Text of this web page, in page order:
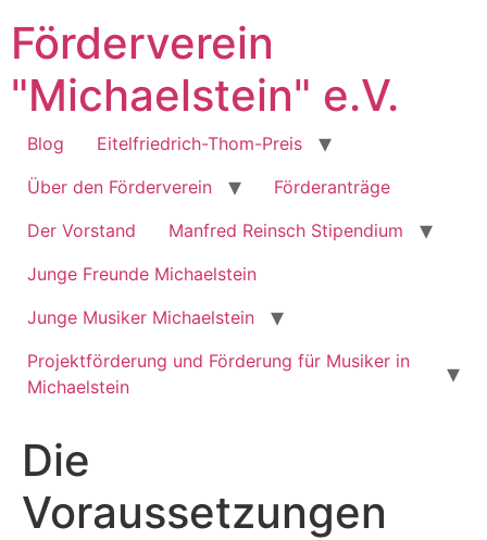
Inhalt
springen
Förderverein
"Michaelstein" e.V.
Blog
Eitelfriedrich-Thom-Preis
Über den Förderverein
Förderanträge
Der Vorstand
Manfred Reinsch Stipendium
Junge Freunde Michaelstein
Junge Musiker Michaelstein
Projektförderung und Förderung für Musiker in
Michaelstein
Die
Voraussetzungen